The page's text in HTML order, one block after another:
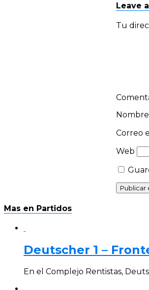
Leave
Tu
Nombre
Correo
Web
Mas en Partidos
Deutscher 1 –
En el Complejo Rentistas,